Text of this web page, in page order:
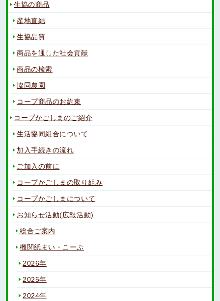
生協の商品
産地直結
生協品質
商品を通した社会貢献
商品の検索
協同農園
コープ商品のお約束
コープかごしまのご紹介
生活協同組合について
加入手続きの流れ
ご加入の前に
コープかごしまの取り組み
コープかごしまについて
お知らせ活動(広報活動)
総合ご案内
機関紙まい・こーぷ
2026年
2025年
2024年